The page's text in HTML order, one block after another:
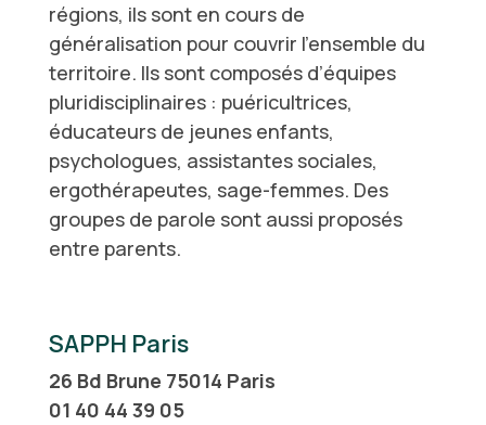
régions, ils sont en cours de
généralisation pour couvrir l’ensemble du
territoire. Ils sont composés d’équipes
pluridisciplinaires : puéricultrices,
éducateurs de jeunes enfants,
psychologues, assistantes sociales,
ergothérapeutes, sage-femmes. Des
groupes de parole sont aussi proposés
entre parents.
SAPPH Paris
26 Bd Brune 75014 Paris
01 40 44 39 05